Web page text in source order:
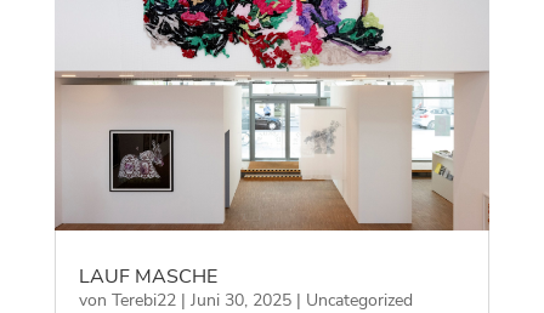
LAUF MASCHE
von Terebi22| Juni 30, 2025| Uncategorized